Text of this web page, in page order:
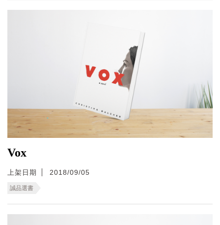
Vox
上架日期 2018/09/05
誠品選書